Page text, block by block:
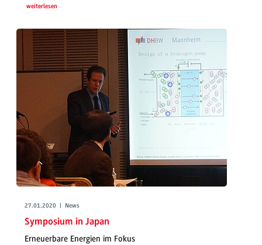
weiterlesen
27.01.2020 | News
Symposium in Japan
Erneuerbare Energien im Fokus